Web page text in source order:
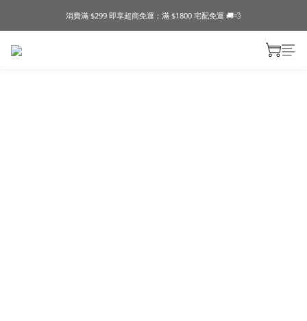
消費滿 $299 即享超商免運；滿 $1800 宅配免運 🚚💨